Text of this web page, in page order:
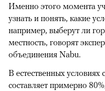
Именно этого момента
узнать и понять, какие
например, выберут ли
местность, говорят
объединения Nabu.
В естественных условиях
составляет примерно